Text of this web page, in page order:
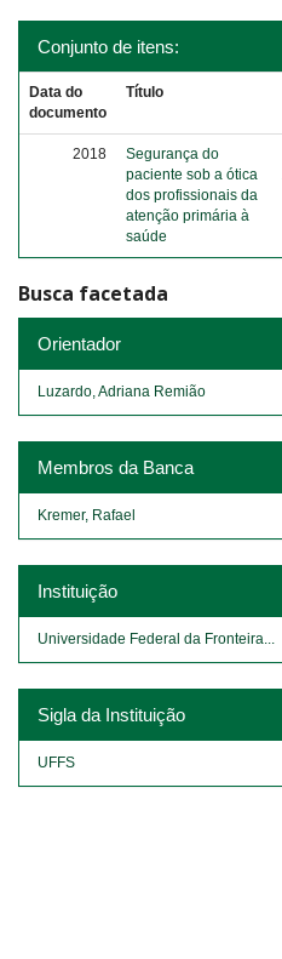
Conjunto de itens:
Data do
documento
Título
2018
Segurança do
paciente sob a ótica
dos profissionais da
atenção primária à
saúde
Busca facetada
Orientador
Luzardo, Adriana Remião
Membros da Banca
Kremer, Rafael
Instituição
Universidade Federal da Fronteira...
Sigla da Instituição
UFFS